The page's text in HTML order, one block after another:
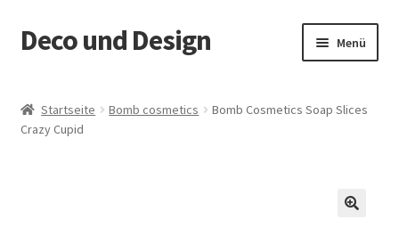
Zur
Navigation
Zum
Inhalt
Deco und Design Menü
AGB
Startseite Bomb cosmetics
Bomb Cosmetics Soap Slices
Crazy Cupid